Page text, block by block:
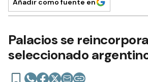
Añadir como fuente en
Palacios se
seleccionado